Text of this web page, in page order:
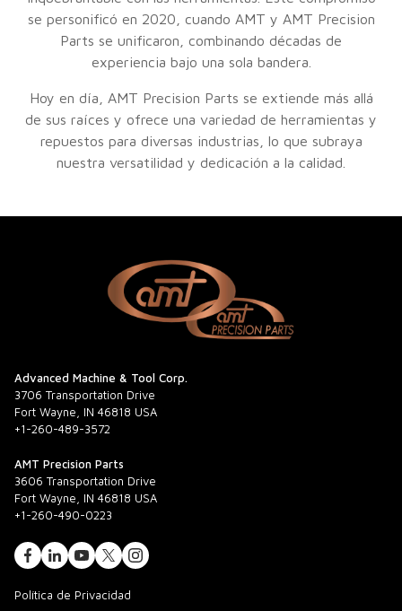
se personificó en 2020, cuando AMT y AMT Precision
Parts se unificaron, combinando décadas de
experiencia bajo una sola bandera.
Hoy en día, AMT Precision Parts se extiende más allá
de sus raíces y ofrece una variedad de herramientas y
repuestos para diversas industrias, lo que subraya
nuestra versatilidad y dedicación a la calidad.
Advanced Machine & Tool Corp.
3706 Transportation Drive
Fort Wayne, IN 46818 USA
+1-260-489-3572
AMT Precision Parts
3606 Transportation Drive
Fort Wayne, IN 46818 USA
+1-260-490-0223
Política de Privacidad